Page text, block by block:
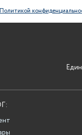
Политикой